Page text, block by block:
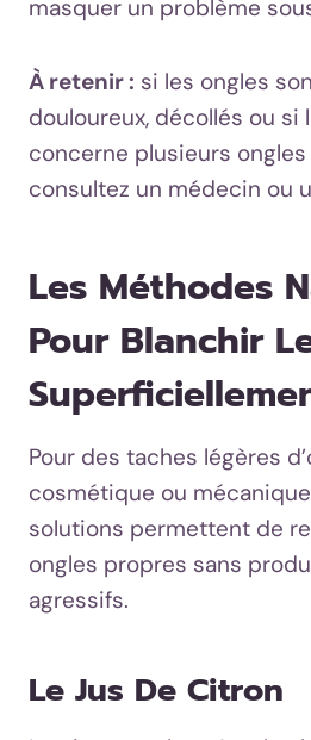
masquer un problème
À retenir : si les ongles
douloureux, décollés ou si
concerne plusieurs
consultez un médecin ou
Les Méthodes
Pour Blanchir
Pour des taches légères
cosmétique ou
solutions permettent de
ongles propres sans
agressifs.
Le Jus De Citron